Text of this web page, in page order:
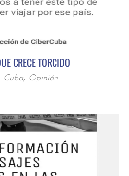
CRECE TORCIDO
Cuba, Opinión